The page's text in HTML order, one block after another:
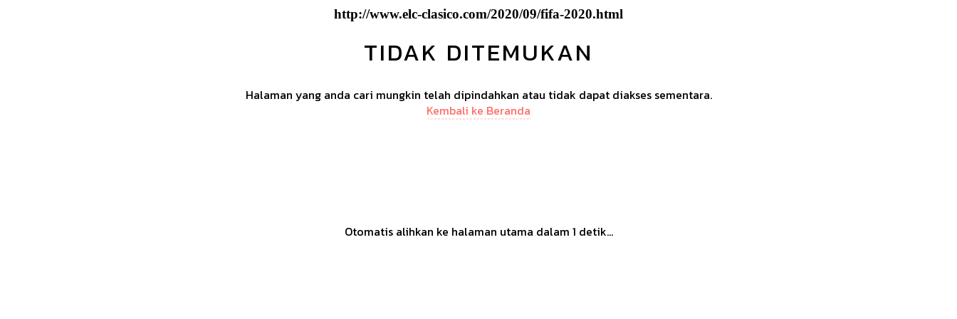
http://www.elc-clasico.com/2020/09/fifa-2020.html
TIDAK DITEMUKAN
Halaman yang anda cari mungkin telah dipindahkan atau tidak dapat diakses sementara.
Kembali ke Beranda
Otomatis alihkan ke halaman utama dalam 1 detik...